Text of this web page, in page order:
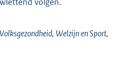
Welzijn en Sport,